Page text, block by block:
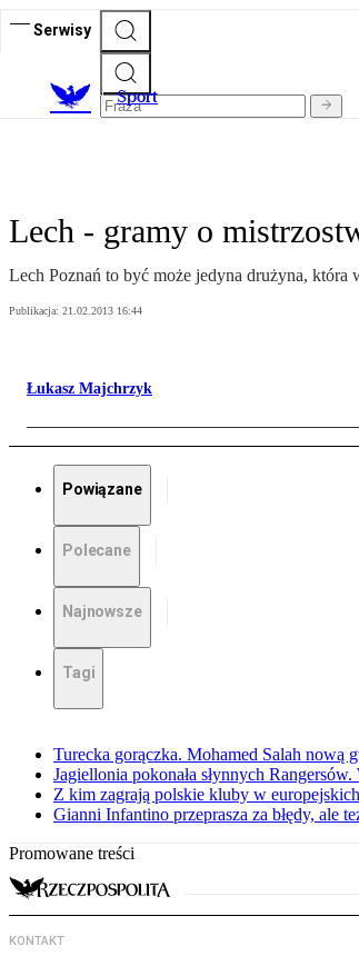
Serwisy
Sport
Lech - gramy o
Lech Poznań to być może jedyna drużyna, która
Publikacja: 21.02.2013 16:44
Łukasz Majchrzyk
Powiązane
Polecane
Najnowsze
Tagi
Turecka gorączka. Mohamed Salah nową
Jagiellonia pokonała słynnych
Z kim zagrają polskie kluby w
Gianni Infantino przeprasza za błędy, ale
Promowane treści
KONTAKT